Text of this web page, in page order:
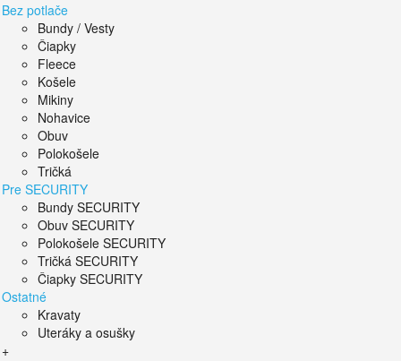
Bez potlače
Bundy / Vesty
Čiapky
Fleece
Košele
Mikiny
Nohavice
Obuv
Polokošele
Tričká
Pre SECURITY
Bundy SECURITY
Obuv SECURITY
Polokošele SECURITY
Tričká SECURITY
Čiapky SECURITY
Ostatné
Kravaty
Uteráky a osušky
+